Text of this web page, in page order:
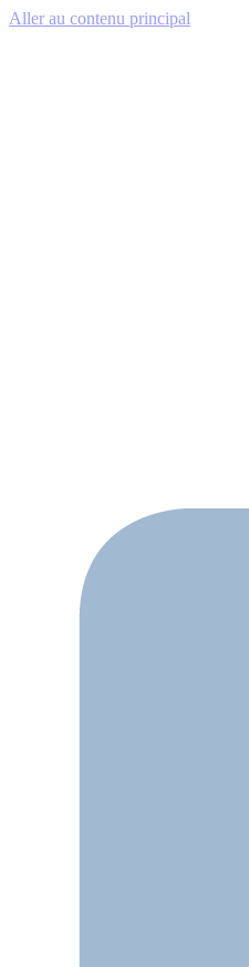
Aller au contenu principal